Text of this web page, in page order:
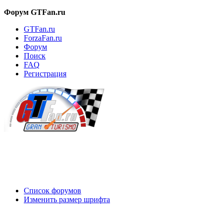
Форум GTFan.ru
GTFan.ru
ForzaFan.ru
Форум
Поиск
FAQ
Регистрация
Список форумов
Изменить размер шрифта